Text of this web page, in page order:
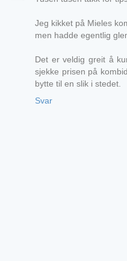
Jeg kikket på Mieles
men hadde egentlig
Det er veldig greit å
sjekke prisen på
bytte til en slik i stedet.
Svar